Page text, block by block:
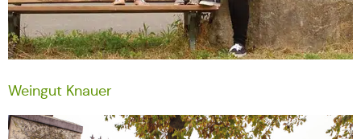
Weingut Knauer